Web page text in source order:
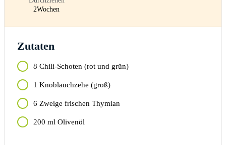
2Wochen
Zutaten
8 Chili-Schoten (rot und grün)
1 Knoblauchzehe (groß)
6 Zweige frischen Thymian
200 ml Olivenöl